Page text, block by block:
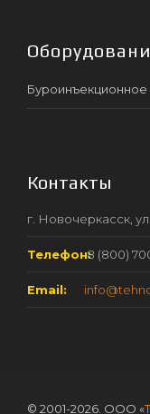
Контакты
г. Новочеркасск,
Телефон:8 (800)
Email:
© 2001-2026. ООО «